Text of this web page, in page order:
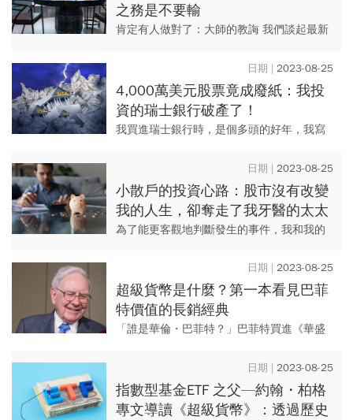
之務是不要輸
肯定有人做對了：大師的教誨 我們談起最新
傑・葛拉漢想起他有個想法要跟我說：新版
的《智慧型股票投資人...
2023-08-25
4,000萬美元股票竟成廢紙：我投
資的瑞士銀行破產了！
我買進瑞士銀行時，是個多頭的好年，我寫
走一個普通美國男士一年的豐收或一筆意外
之財，而本來有很多方式可以...
2023-08-25
小散戶的投資心路：股市沒有改變
我的人生，卻奪走了我牙醫的太太
為了能更客觀地判斷發生的事件，我和我的
餐。就像飽學的經濟學家會說的那樣，在宏
觀的事件裡來...
2023-08-25
超級貨幣是什麼？第一本看見巴菲
特價值的長銷經典
「誰是華倫・巴菲特？」巴菲特買進《華盛
時，裡頭的人這麼問。這些人下訂了50本
《超級...
2023-08-25
指數型基金ETF 之父—約翰・柏格
專文導讀《超級貨幣》：透過歷史